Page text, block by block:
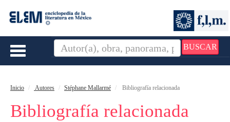
BUSCAR
Toggle
Inicio Autores Stéphane Mallarmé Bibliografía relacionada
Bibliografía relacionada